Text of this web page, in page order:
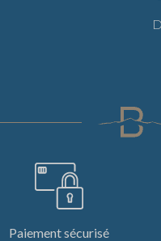
Paiement sécurisé